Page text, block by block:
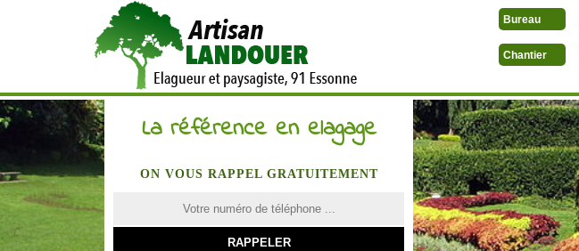
Bureau
Chantier
La référence en elagage
ON VOUS RAPPEL GRATUITEMENT